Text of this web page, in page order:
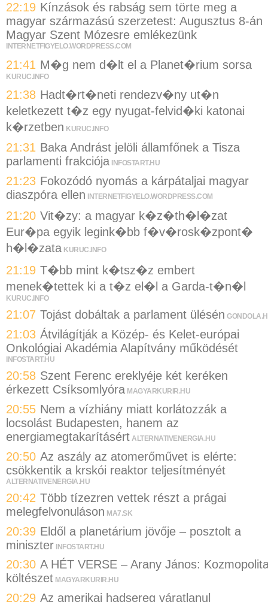
22:19 Kínzások és rabság sem törte meg a
magyar származású szerzetest: Augusztus 8-án
Magyar Szent Mózesre emlékezünk
INTERNETFIGYELO.WORDPRESS.COM
21:41 M�g nem d�lt el a Planet�rium sorsa
KURUC.INFO
21:38 Hadt�rt�neti rendezv�ny ut�n
keletkezett t�z egy nyugat-felvid�ki katonai
k�rzetben KURUC.INFO
21:31 Baka Andrást jelöli államfőnek a Tisza
parlamenti frakciója INFOSTART.HU
21:23 Fokozódó nyomás a kárpátaljai magyar
diaszpóra ellen INTERNETFIGYELO.WORDPRESS.COM
21:20 Vit�zy: a magyar k�z�th�l�zat
Eur�pa egyik legink�bb f�v�rosk�zpont�
h�l�zata KURUC.INFO
21:19 T�bb mint k�tsz�z embert
menek�tettek ki a t�z el�l a Garda-t�n�l
KURUC.INFO
21:07 Tojást dobáltak a parlament ülésén
21:03 Átvilágítják a Közép- és Kelet-európai
Onkológiai Akadémia Alapítvány működését
INFOSTART.HU
20:58 Szent Ferenc ereklyéje két keréken
érkezett Csíksomlyóra MAGYARKURIR.HU
20:55 Nem a vízhiány miatt korlátozzák a
locsolást Budapesten, hanem az
energiamegtakarításért ALTERNATIVENERGIA.HU
20:50 Az aszály az atomerőművet is elérte:
csökkentik a krskói reaktor teljesítményét
ALTERNATIVENERGIA.HU
20:42 Több tízezren vettek részt a prágai
melegfelvonuláson MA7.SK
20:39 Eldől a planetárium jövője – posztolt a
miniszter INFOSTART.HU
20:30 A HÉT VERSE – Arany János:
költészet MAGYARKURIR.HU
20:29 Az amerikai hadsereg váratlanul